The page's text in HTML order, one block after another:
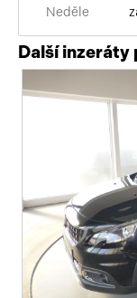
Neděle
Další inzeráty